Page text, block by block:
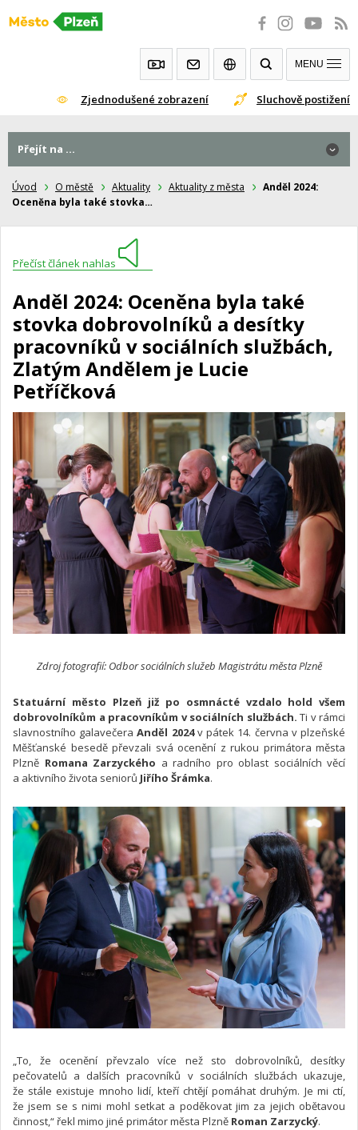
Přeskočit
Zjednodušené zobrazení Sluchově postižení
MENU
Úvod O městě Aktuality Aktuality z města
Anděl 2024:
Oceněna byla také stovka…
Přečíst článek nahlas
Anděl 2024: Oceněna byla také
stovka dobrovolníků a desítky
pracovníků v sociálních službách,
Zlatým Andělem je Lucie
Petříčková
Zdroj fotografií: Odbor sociálních služeb Magistrátu města Plzně
Statuární město Plzeň již po osmnácté vzdalo hold všem
dobrovolníkům a pracovníkům v sociálních službách. Ti v rámci
slavnostního galavečeraAnděl 2024v pátek 14. června v plzeňské
Měšťanské besedě převzali svá ocenění z rukou primátora města
Plzně Romana Zarzyckého a radního pro oblast sociálních věcí
a aktivního života seniorů Jiřího Šrámka.
„To, že ocenění převzalo více než sto dobrovolníků, desítky
pečovatelů a dalších pracovníků v sociálních službách ukazuje,
že stále existuje mnoho lidí, kteří chtějí pomáhat druhým. Je mi ctí,
že jsem se s nimi mohl setkat a poděkovat jim za jejich obětavou
činnost,“ řekl mimo jiné primátor města Plzně Roman Zarzycký.
Přejít na ...